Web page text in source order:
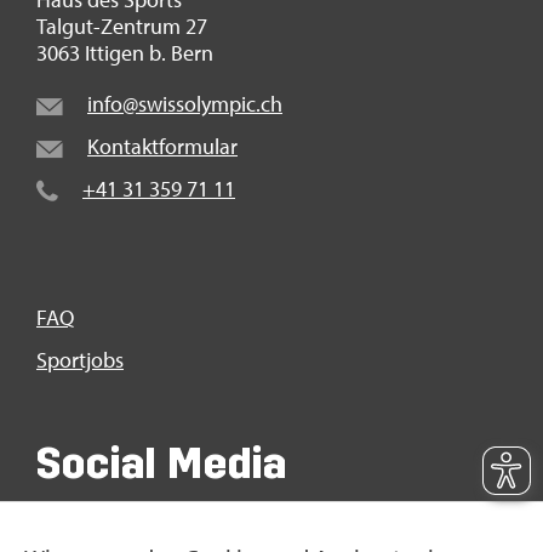
Tal­gut-Zen­trum 27
3063 It­ti­gen b. Bern
info@​swi​ssol​ympi​c.​ch
Kon­takt­for­mu­lar
+41 31 359 71 11
FAQ
Sport­jobs
So­ci­al Media